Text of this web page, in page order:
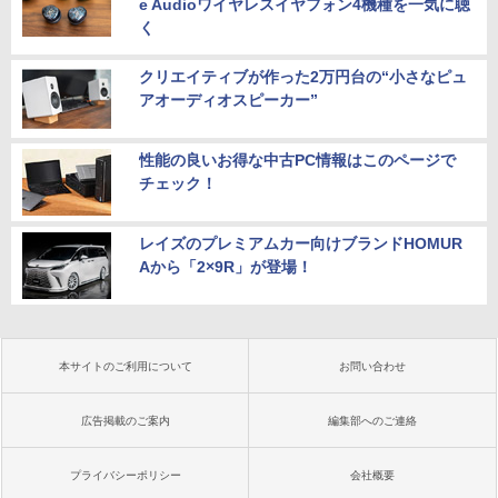
e Audioワイヤレスイヤフォン4機種を一気に聴
く
クリエイティブが作った2万円台の“小さなピュ
アオーディオスピーカー”
性能の良いお得な中古PC情報はこのページで
チェック！
レイズのプレミアムカー向けブランドHOMUR
Aから「2×9R」が登場！
本サイトのご利用について お問い合わせ
広告掲載のご案内 編集部へのご連絡
プライバシーポリシー 会社概要